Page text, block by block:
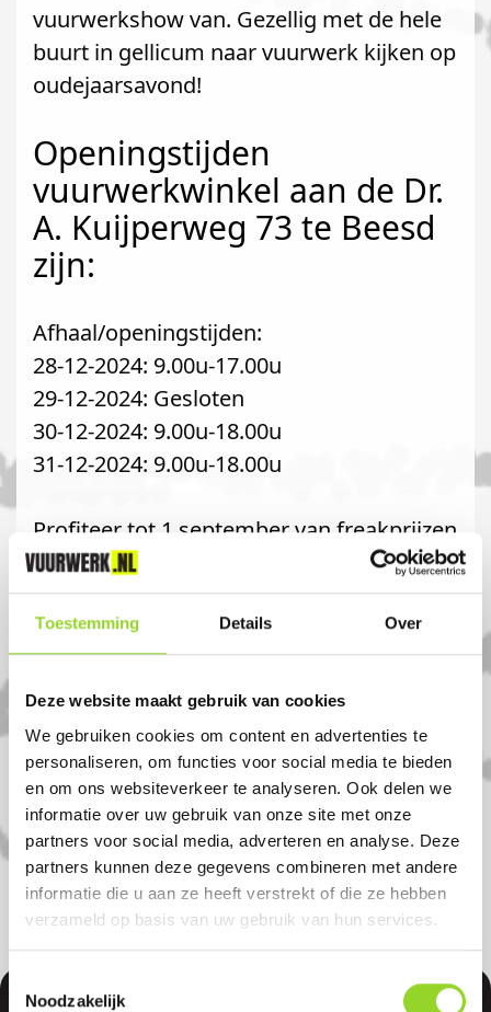
Toestemming Details Over
Deze website maakt gebruik van cookies
We gebruiken cookies om content en advertenties te
personaliseren, om functies voor social media te bieden
en om ons websiteverkeer te analyseren. Ook delen we
informatie over uw gebruik van onze site met onze
partners voor social media, adverteren en analyse. Deze
partners kunnen deze gegevens combineren met andere
informatie die u aan ze heeft verstrekt of die ze hebben
verzameld op basis van uw gebruik van hun services.
Toestemmingsselectie
Noodzakelijk
vuurwerkshow van. Gezellig met de hele
buurt in gellicum naar vuurwerk kijken op
oudejaarsavond!
Openingstijden
vuurwerkwinkel aan de Dr.
A. Kuijperweg 73 te Beesd
zijn:
Afhaal/openingstijden:
28-12-2024: 9.00u-17.00u
29-12-2024: Gesloten
30-12-2024: 9.00u-18.00u
31-12-2024: 9.00u-18.00u
Profiteer tot 1 september van freakprijzen
op het Evolution assortiment!
Komt u uit gellicum?
Koop uw vuurwerk dan bij Gardenmaster
Kroeze in Beesd. U bent van harte
welkom! U bent uiteraard ook welkom als
u uit Acquoy, Leerdam of Culemborg
komt.